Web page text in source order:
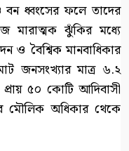
ধ্বংসের ফলে তাদের
মারাত্মক ঝুঁকির মধ্যে
ও বৈশ্বিক মানবাধিকার
জনসংখ্যার মাত্র ৬.২
৫০ কোটি আদিবাসী
মৌলিক অধিকার থেকে